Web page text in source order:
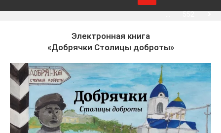
Электронная книга
«Добрячки Столицы доброты»